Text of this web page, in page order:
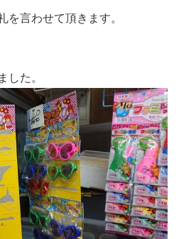
を言わせて頂きます。
した。